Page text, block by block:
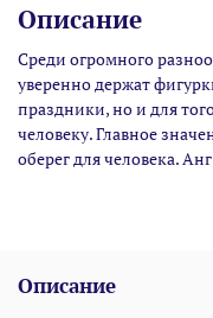
Описание
Среди огромного
уверенно держат
праздники, но и для
человеку. Главное
оберег для человека. Анг
Описание